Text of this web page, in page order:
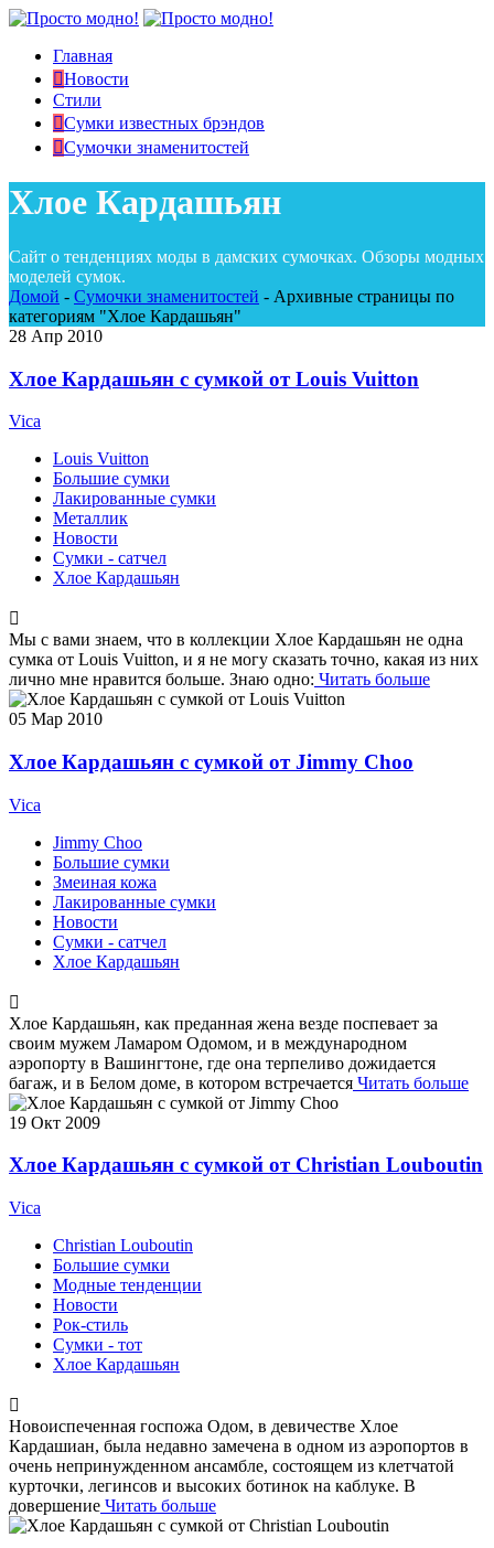
Главная
Новости
Стили
Сумки известных брэндов
Сумочки знаменитостей
Хлое Кардашьян
Сайт о тенденциях моды в дамских сумочках. Обзоры модных
моделей сумок.
Домой - Сумочки знаменитостей - Архивные страницы по
категориям "Хлое Кардашьян"
28 Апр 2010
Хлое Кардашьян с сумкой от Louis Vuitton
Vica
Louis Vuitton
Большие сумки
Лакированные сумки
Металлик
Новости
Сумки - сатчел
Хлое Кардашьян
Мы с вами знаем, что в коллекции Хлое Кардашьян не одна
сумка от Louis Vuitton, и я не могу сказать точно, какая из них
лично мне нравится больше. Знаю одно: Читать больше
05 Мар 2010
Хлое Кардашьян с сумкой от Jimmy Choo
Vica
Jimmy Choo
Большие сумки
Змеиная кожа
Лакированные сумки
Новости
Сумки - сатчел
Хлое Кардашьян
Хлое Кардашьян, как преданная жена везде поспевает за
своим мужем Ламаром Одомом, и в международном
аэропорту в Вашингтоне, где она терпеливо дожидается
багаж, и в Белом доме, в котором встречается Читать больше
19 Окт 2009
Хлое Кардашьян с сумкой от Christian Louboutin
Vica
Christian Louboutin
Большие сумки
Модные тенденции
Новости
Рок-стиль
Сумки - тот
Хлое Кардашьян
Новоиспеченная госпожа Одом, в девичестве Хлое
Кардашиан, была недавно замечена в одном из аэропортов в
очень непринужденном ансамбле, состоящем из клетчатой
курточки, легинсов и высоких ботинок на каблуке. В
довершение Читать больше